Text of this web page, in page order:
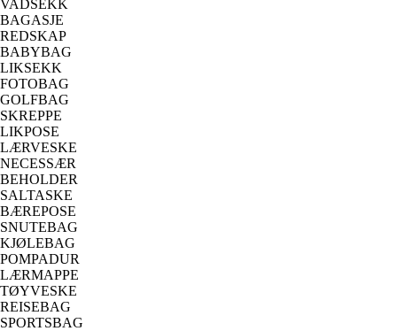
VADSEKK
BAGASJE
REDSKAP
BABYBAG
LIKSEKK
FOTOBAG
GOLFBAG
SKREPPE
LIKPOSE
LÆRVESKE
NECESSÆR
BEHOLDER
SALTASKE
BÆREPOSE
SNUTEBAG
KJØLEBAG
POMPADUR
LÆRMAPPE
TØYVESKE
REISEBAG
SPORTSBAG